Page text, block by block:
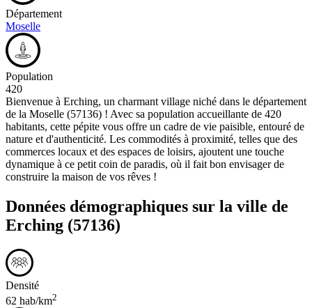
Département
Moselle
Population
420
Bienvenue à Erching, un charmant village niché dans le département
de la Moselle (57136) ! Avec sa population accueillante de 420
habitants, cette pépite vous offre un cadre de vie paisible, entouré de
nature et d'authenticité. Les commodités à proximité, telles que des
commerces locaux et des espaces de loisirs, ajoutent une touche
dynamique à ce petit coin de paradis, où il fait bon envisager de
construire la maison de vos rêves !
Données démographiques sur la ville de
Erching (57136)
Densité
62 hab/km2